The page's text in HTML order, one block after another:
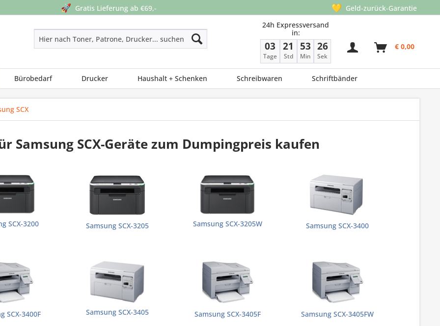
🚀 Gratis Lieferung ab €69,- 💛 Geld-zurück-Garantie
24h Expressversand
in:
03
Tage
21
Std
53
Min
26
Sek
€ 0,00
Bürobedarf Drucker Haushalt + Schenken Schreibwaren Schriftbänder
SCX
Samsung SCX-Geräte zum Dumpingpreis kaufen
SCX-3200 Samsung SCX-3205 Samsung SCX-3205W Samsung SCX-3400
SCX-3400F Samsung SCX-3405 Samsung SCX-3405F Samsung SCX-3405FW